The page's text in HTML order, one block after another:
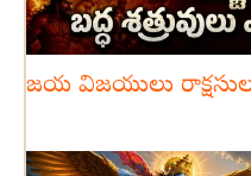
జయ విజయులు